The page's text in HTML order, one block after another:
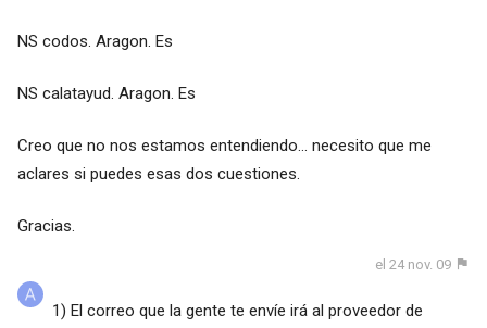
NS codos. Aragon. Es
NS calatayud. Aragon. Es
Creo que no nos estamos entendiendo... necesito que me
aclares si puedes esas dos cuestiones.
Gracias.
el 24 nov. 09
1) El correo que la gente te envíe irá al proveedor de